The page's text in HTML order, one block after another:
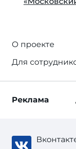
О проекте
Для
Реклама